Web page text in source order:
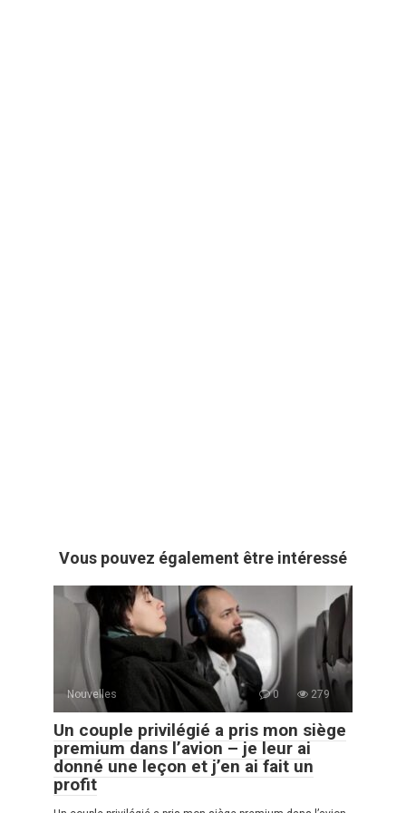
Vous pouvez également être intéressé
Nouvelles 0 279
Un couple privilégié a pris mon siège
premium dans l’avion – je leur ai
donné une leçon et j’en ai fait un
profit